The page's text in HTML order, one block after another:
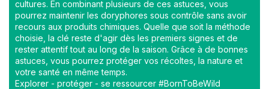
cultures. En combinant plusieurs de ces astuces, vous
pourrez maintenir les doryphores sous contrôle sans avoir
recours aux produits chimiques. Quelle que soit la méthode
choisie, la clé reste d'agir dès les premiers signes et de
rester attentif tout au long de la saison. Grâce à de bonnes
astuces, vous pourrez protéger vos récoltes, la nature et
votre santé en même temps.
Explorer - protéger - se ressourcer #BornToBeWild